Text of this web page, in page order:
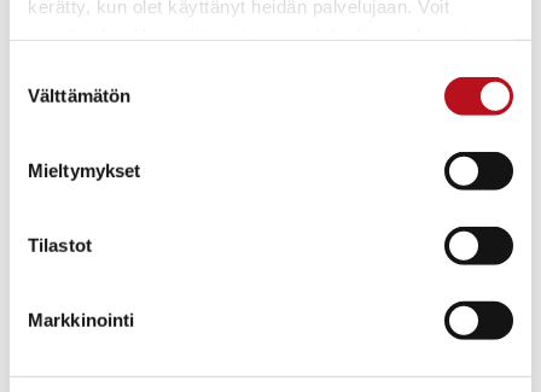
kerätty, kun olet käyttänyt heidän palvelujaan. Voit
valinta
Välttämätön
Mieltymykset
Tilastot
Markkinointi